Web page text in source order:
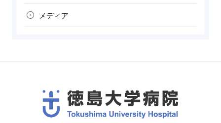
メディア